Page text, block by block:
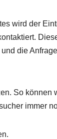
wird der
die
So können
immer